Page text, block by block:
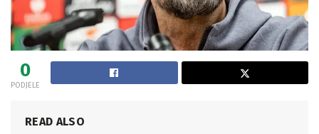
0
PODJELE
READ ALSO